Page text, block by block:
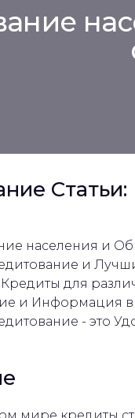
Статьи:
населения и
и
для
и Информация
- это